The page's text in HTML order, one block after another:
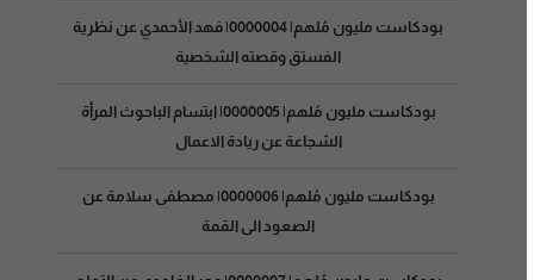
بودكاست مليون مُلهم| 0000004| فهد الأحمدي عن نظرية
الفستق وقصته الشخصية
بودكاست مليون مُلهم| 0000005| ابتسام الباحوث المرأة
الشجاعة عن ريادة الاعمال
بودكاست مليون مُلهم| 0000006| مصطفى سلامة عن
الصعود الى القمة